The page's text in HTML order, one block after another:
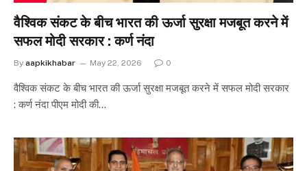
वैश्विक संकट के बीच भारत की ऊर्जा सुरक्षा मजबूत करने में
सफल मोदी सरकार : कर्ण नंदा
By aapkikhabar May 22, 2026 0
वैश्विक संकट के बीच भारत की ऊर्जा सुरक्षा मजबूत करने में सफल मोदी सरकार
: कर्ण नंदा पीएम मोदी की…